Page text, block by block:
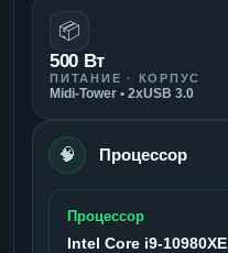
📦
500 Вт
ПИТАНИЕ · КОРПУС
Midi-Tower • 2xUSB 3.0
🧠 Процессор
Процессор
Intel Core i9-10980XE